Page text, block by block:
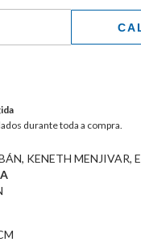
durante toda a compra.
KENETH MENJIVAR,